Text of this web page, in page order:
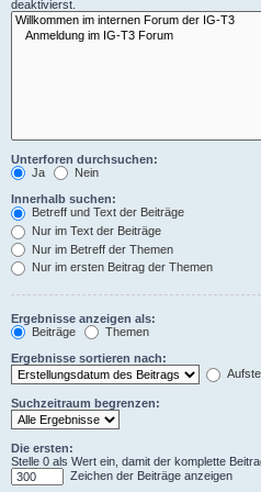
deaktivierst.
Unterforen durchsuchen:
Ja
Nein
Innerhalb suchen:
Betreff und Text der Beiträge
Nur im Text der Beiträge
Nur im Betreff der Themen
Nur im ersten Beitrag der Themen
Ergebnisse anzeigen als:
Beiträge
Themen
Ergebnisse sortieren nach:
Suchzeitraum begrenzen:
Die ersten:
Stelle 0 als Wert ein, damit der komplette
Zeichen der Beiträge anzeigen